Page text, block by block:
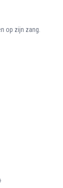
op zijn zang.